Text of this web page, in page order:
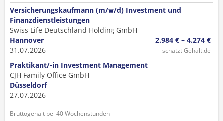
Versicherungskaufmann (m/w/d) Investment und
Finanzdienstleistungen
Swiss Life Deutschland Holding GmbH
Hannover
31.07.2026
2.984 € – 4.274 €
schätzt Gehalt.de
Praktikant/-in Investment Management
CJH Family Office GmbH
Düsseldorf
27.07.2026
Bruttogehalt bei 40 Wochenstunden